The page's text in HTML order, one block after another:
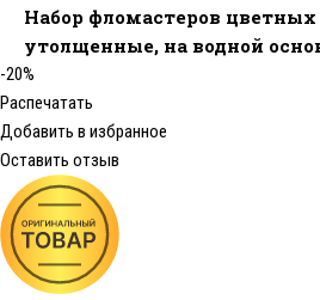
Набор фломастеров
утолщенные, на водной
-20%
Распечатать
Добавить в избранное
Оставить отзыв